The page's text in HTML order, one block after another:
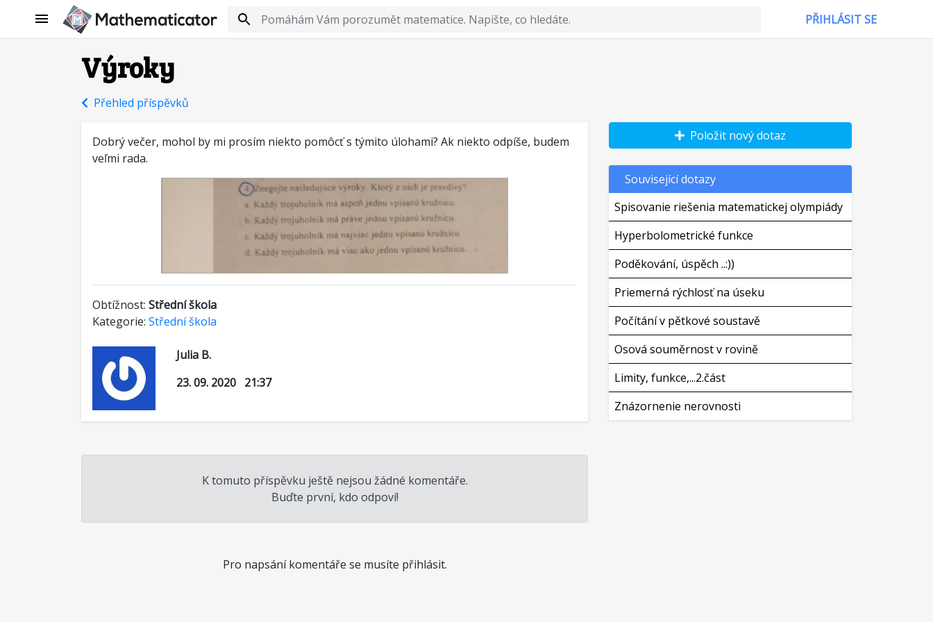
PŘIHLÁSIT SE
Výroky
Přehled příspěvků
Dobrý večer, mohol by mi prosím niekto pomôcť s týmito úlohami? Ak niekto odpíše, budem
veľmi rada.
Obtížnost: Střední škola
Kategorie: Střední škola
Julia B.
23. 09. 2020 21:37
K tomuto příspěvku ještě nejsou žádné komentáře.
Buďte první, kdo odpoví!
Pro napsání komentáře se musíte přihlásit.
Položit nový dotaz
Související dotazy
Spisovanie riešenia matematickej olympiády
Hyperbolometrické funkce
Poděkování, úspěch ..:))
Priemerná rýchlosť na úseku
Počítání v pětkové soustavě
Osová souměrnost v rovině
Limity, funkce,...2.část
Znázornenie nerovnosti